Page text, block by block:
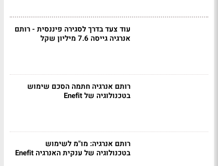
עוד צעד בדרך לסגירה פיננסית - רותם
אנרגיה גייסה 7.6 מיליון שקל
רותם אנרגיה חתמה הסכם שימוש
בטכנולוגיה של Enefit
רותם אנרגיה: מו"מ לשימוש
בטכנולוגיה של ענקית האנרגיה Enefit